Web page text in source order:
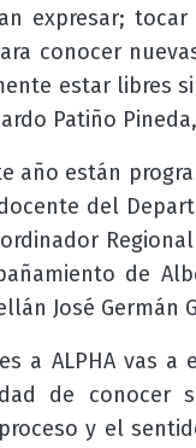
expresar;
conocer
estar libres
Patiño
año están
del
de
José Germán
a ALPHA vas
de conocer
y el